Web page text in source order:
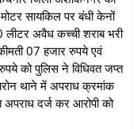
सायकिल पर बंधी केनों
अवैध कच्ची शराब भरी
07 हजार रुपये एवं
को पुलिस ने विधिवत जप्त
थाने में अपराध क्रमांक
दर्ज कर आरोपी को